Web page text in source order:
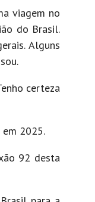
viagem no
do Brasil.
Alguns
certeza
2025.
92 desta